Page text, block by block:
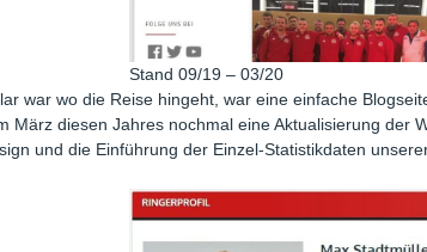
Stand 09/19 – 03/20
war wo die Reise hingeht, war eine einfache
März diesen Jahres nochmal eine Aktualisierung der
und die Einführung der Einzel-Statistikdaten